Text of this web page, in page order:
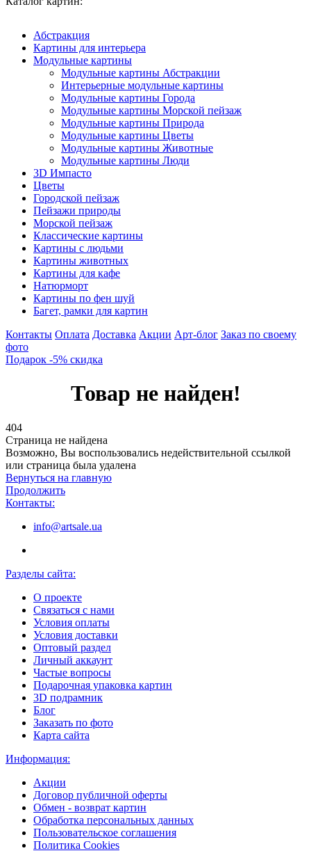
Абстракция
Картины для интерьера
Модульные картины
Модульные картины Абстракции
Интерьерные модульные картины
Модульные картины Города
Модульные картины Морской пейзаж
Модульные картины Природа
Модульные картины Цветы
Модульные картины Животные
Модульные картины Люди
3D Импасто
Цветы
Городской пейзаж
Пейзажи природы
Морской пейзаж
Классические картины
Картины с людьми
Картины животных
Картины для кафе
Натюрморт
Картины по фен шуй
Багет, рамки для картин
Контакты Оплата Доставка Акции Арт-блог Заказ по своему
фото
Подарок -5% скидка
Товар не найден!
404
Страница не найдена
Возможно, Вы воспользовались недействительной ссылкой
или страница была удалена
Вернуться на главную
Продолжить
Контакты:
info@artsale.ua
Разделы сайта:
О проекте
Связаться с нами
Условия оплаты
Условия доставки
Оптовый раздел
Личный аккаунт
Частые вопросы
Подарочная упаковка картин
3D подрамник
Блог
Заказать по фото
Карта сайта
Информация:
Акции
Договор публичной оферты
Обмен - возврат картин
Обработка персональных данных
Пользовательское соглашения
Политика Cookies